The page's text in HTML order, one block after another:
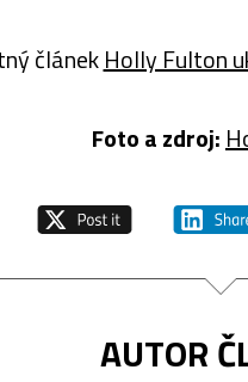
článekHolly Fulton
Foto a zdroj:
AUTOR